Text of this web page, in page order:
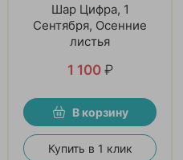
Шар Цифра, 1
Сентября, Осенние
листья
1 100 ₽
В корзину
Купить в 1 клик